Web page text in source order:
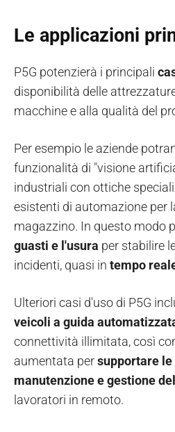
Le applicazioni
P5G potenzierà i principali
disponibilità delle
macchine e alla qualità del
Per esempio le aziende
funzionalità di "visione
industriali con ottiche
esistenti di automazione per
magazzino. In questo modo
guasti e l'usura per stabilire
incidenti, quasi in tempo
Ulteriori casi d'uso di P5G
veicoli a guida
connettività illimitata, così
aumentata persupportare
manutenzione e gestione
lavoratori in remoto.